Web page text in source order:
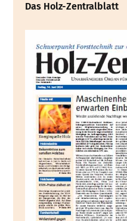
Das Holz-Zentralblatt